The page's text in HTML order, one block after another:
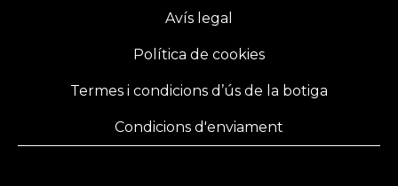
Avís legal
Política de cookies
Termes i condicions d’ús de la botiga
Condicions d'enviament